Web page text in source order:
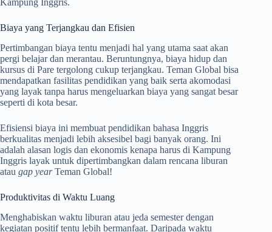
Kampung Inggris.
Biaya yang Terjangkau dan Efisien
Pertimbangan biaya tentu menjadi hal yang utama saat akan
pergi belajar dan merantau. Beruntungnya, biaya hidup dan
kursus di Pare tergolong cukup terjangkau. Teman Global bisa
mendapatkan fasilitas pendidikan yang baik serta akomodasi
yang layak tanpa harus mengeluarkan biaya yang sangat besar
seperti di kota besar.
Efisiensi biaya ini membuat pendidikan bahasa Inggris
berkualitas menjadi lebih aksesibel bagi banyak orang. Ini
adalah alasan logis dan ekonomis kenapa harus di Kampung
Inggris layak untuk dipertimbangkan dalam rencana liburan
atau gap yearTeman Global!
Produktivitas di Waktu Luang
Menghabiskan waktu liburan atau jeda semester dengan
kegiatan positif tentu lebih bermanfaat. Daripada waktu